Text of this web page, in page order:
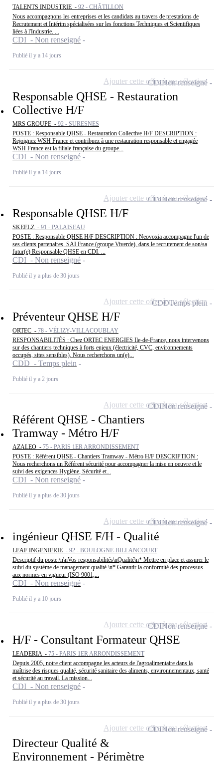
TALENTS INDUSTRIE - 92 - CHÂTILLON
Nous accompagnons les entreprises et les candidats au travers de prestations de
Recrutement et Intérim spécialisées sur les fonctions Techniques et Scientifiques
liées à l'Industrie. ...
CDI - Non renseigné
Publié il y a 14 jours
Responsable QHSE - Restauration
Collective H/F
MRS GROUPE - 92 - SURESNES
POSTE : Responsable QHSE - Restauration Collective H/F DESCRIPTION :
Rejoignez WSH France et contribuez à une restauration responsable et engagée
WSH France est la filiale française du groupe...
CDI - Non renseigné
Publié il y a 14 jours
CDINon renseigné
Ajouter cette offre à ma sélection
Responsable QHSE H/F
SKEELZ - 91 - PALAISEAU
POSTE : Responsable QHSE H/F DESCRIPTION : Neovoxia accompagne l'un de
ses clients partenaires, SAI France (groupe Viverde), dans le recrutement de son/sa
futur(e) Responsable QHSE en CDI. ...
CDI - Non renseigné
Publié il y a plus de 30 jours
CDINon renseigné
Ajouter cette offre à ma sélection
Préventeur QHSE H/F
ORTEC - 78 - VÉLIZY-VILLACOUBLAY
RESPONSABILITÉS : Chez ORTEC ENERGIES Ile-de-France, nous intervenons
sur des chantiers techniques à forts enjeux (électricité, CVC, environnements
occupés, sites sensibles). Nous recherchons un(e)...
CDD - Temps plein
Publié il y a 2 jours
CDDTemps plein
Ajouter cette offre à ma sélection
Référent QHSE - Chantiers
Tramway - Métro H/F
AZALEO - 75 - PARIS 1ER ARRONDISSEMENT
POSTE : Référent QHSE - Chantiers Tramway - Métro H/F DESCRIPTION :
Nous recherchons un Référent sécurité pour accompagner la mise en oeuvre et le
suivi des exigences Hygiène, Sécurité et...
CDI - Non renseigné
Publié il y a plus de 30 jours
CDINon renseigné
Ajouter cette offre à ma sélection
ingénieur QHSE F/H - Qualité
LEAF INGENIERIE - 92 - BOULOGNE-BILLANCOURT
Descriptif du poste:\n\nVos responsabilités\nQualité\n* Mettre en place et assurer le
suivi du système de management qualité.\n* Garantir la conformité des processus
aux normes en vigueur (ISO 9001,...
CDI - Non renseigné
Publié il y a 10 jours
CDINon renseigné
Ajouter cette offre à ma sélection
H/F - Consultant Formateur QHSE
LEADERIA - 75 - PARIS 1ER ARRONDISSEMENT
Depuis 2005, notre client accompagne les acteurs de l'agroalimentaire dans la
maîtrise des risques qualité, sécurité sanitaire des aliments, environnementaux, santé
et sécurité au travail. La mission...
CDI - Non renseigné
Publié il y a plus de 30 jours
CDINon renseigné
Ajouter cette offre à ma sélection
Directeur Qualité &
Environnement - Périmètre
CDINon renseigné
Ajouter cette offre à ma sélection